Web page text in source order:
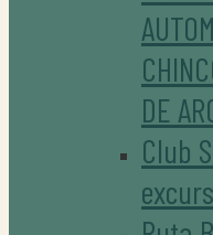
DE
Club